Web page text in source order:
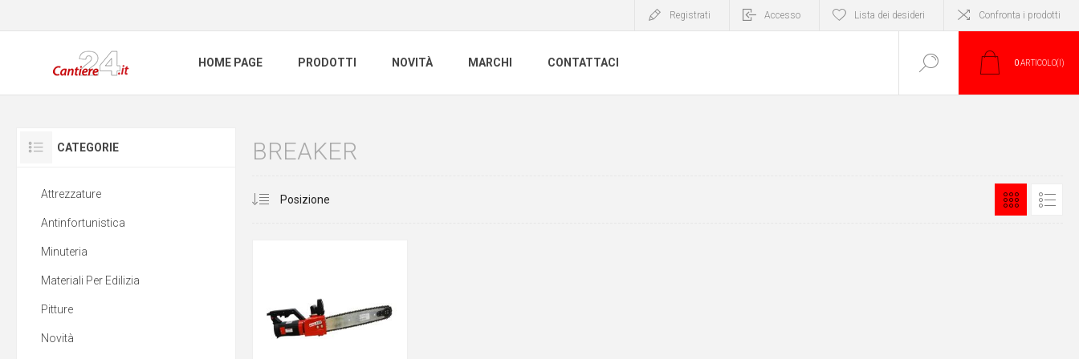
Registrati Accesso Lista dei desideri Confronta i prodotti
HOME PAGE PRODOTTI NOVITÀ MARCHI CONTATTACI 0ARTICOLO(I)
BREAKER
CATEGORIE
Attrezzature
Antinfortunistica
Minuteria
Materiali Per Edilizia
Pitture
Novità